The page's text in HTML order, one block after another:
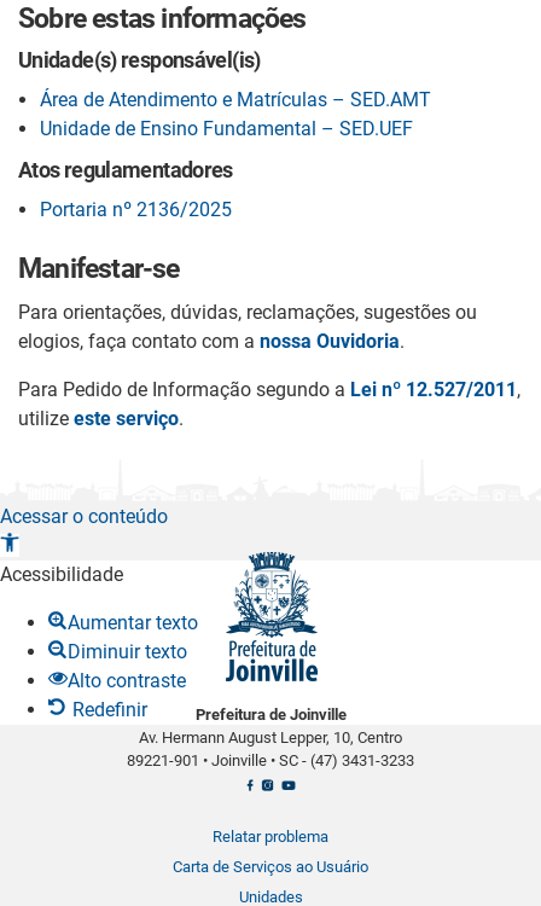
Sobre estas informações
Unidade(s) responsável(is)
Área de Atendimento e Matrículas – SED.AMT
Unidade de Ensino Fundamental – SED.UEF
Atos regulamentadores
Portaria nº 2136/2025
Manifestar-se
Para orientações, dúvidas, reclamações, sugestões ou
elogios, faça contato com a nossa Ouvidoria.
Para Pedido de Informação segundo a Lei nº 12.527/2011,
utilize este serviço.
Prefeitura de Joinville
Av. Hermann August Lepper, 10, Centro
89221-901 • Joinville • SC - (47) 3431-3233
Relatar problema
Carta de Serviços ao Usuário
Unidades
Acessar o conteúdo
A
b
Acessibilidade
Aumentar texto
Diminuir texto
Alto contraste
Redefinir